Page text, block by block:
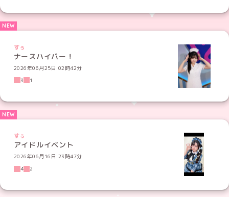
すぅ
ナースハイパー！
2026年06月25日 02時42分
3
1
すぅ
アイドルイベント
2026年06月16日 23時47分
4
2